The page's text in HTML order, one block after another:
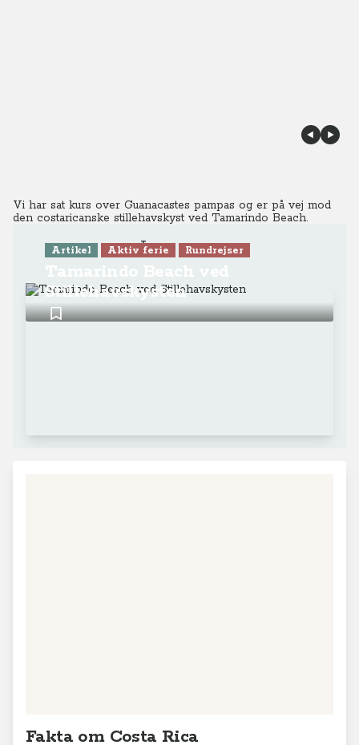
Vi har sat kurs over Guanacastes pampas og er på vej mod
den costaricanske stillehavskyst ved Tamarindo Beach.
Læs mere
Artikel Aktiv ferie Rundrejser
Stillehavskysten
Fakta om Costa Rica